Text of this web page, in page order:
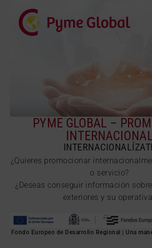
PYME GLOBAL –
¿Quieres promocionar
o servicio?
¿Deseas conseguir información
exteriores y su
Fondo Europeo de Desarrollo Regional | Una